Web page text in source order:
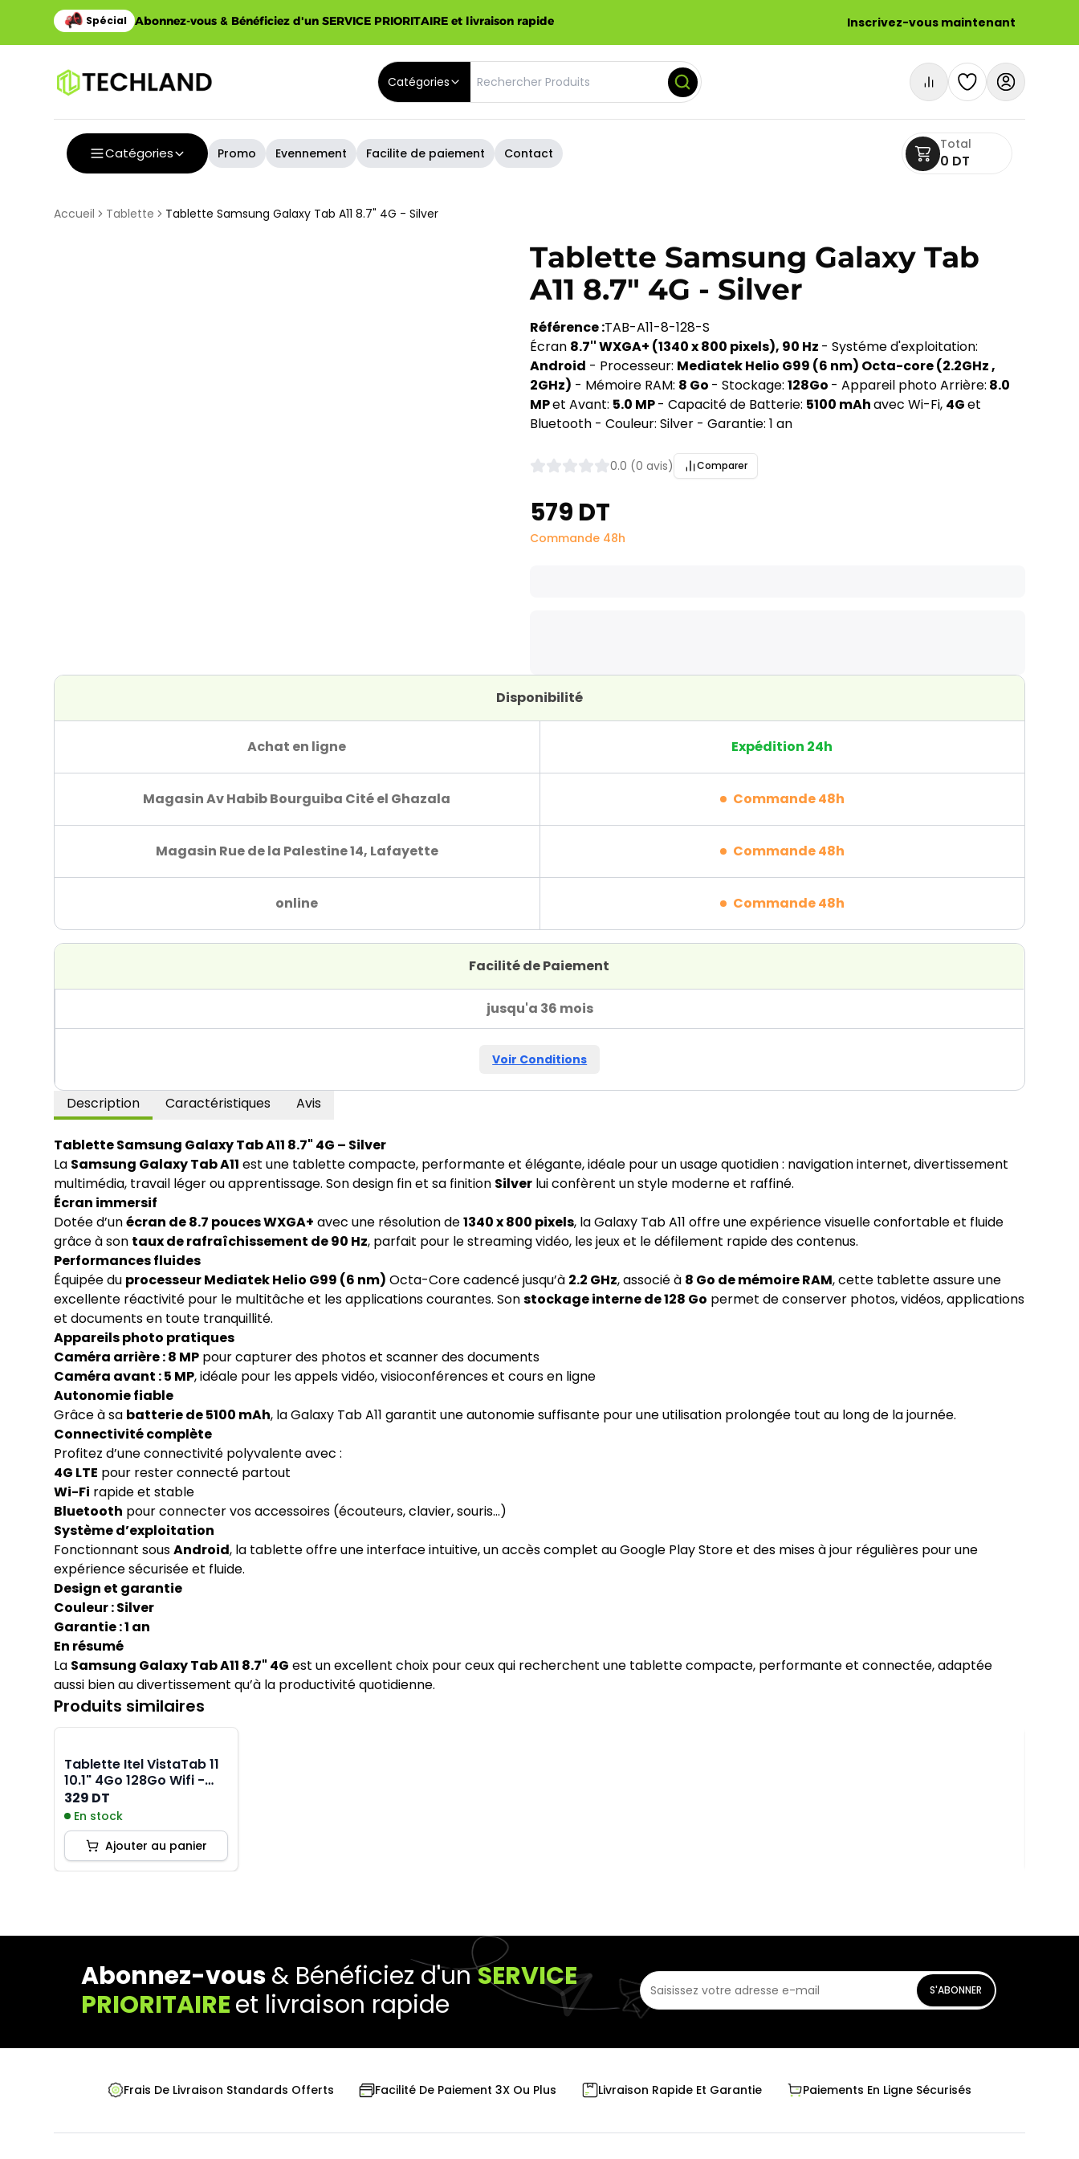
Abonnez-vous & Bénéficiez d'un SERVICE PRIORITAIRE et livraison rapide Inscrivez-vous maintenant
Catégories
Catégories Promo Evennement Facilite de paiement Contact
Total
0 DT
Accueil Tablette Tablette Samsung Galaxy Tab A11 8.7" 4G - Silver
Tablette Samsung Galaxy Tab
A11 8.7" 4G - Silver
Référence :TAB-A11-8-128-S
Écran 8.7'' WXGA+ (1340 x 800 pixels), 90 Hz - Systéme d'exploitation:
Android - Processeur: Mediatek Helio G99 (6 nm) Octa-core (2.2GHz ,
2GHz) - Mémoire RAM: 8 Go - Stockage: 128Go - Appareil photo Arrière: 8.0
MPet Avant: 5.0 MP- Capacité de Batterie: 5100 mAhavec Wi-Fi, 4Get
Bluetooth - Couleur: Silver - Garantie: 1 an
0.0 (0 avis) Comparer
579 DT
Commande 48h
Disponibilité
Achat en ligne Expédition 24h
Magasin Av Habib Bourguiba Cité el Ghazala Commande 48h
Magasin Rue de la Palestine 14, Lafayette Commande 48h
online Commande 48h
Facilité de Paiement
jusqu'a 36 mois
Voir Conditions
Description Caractéristiques Avis
Tablette Samsung Galaxy Tab A11 8.7" 4G – Silver
La Samsung Galaxy Tab A11 est une tablette compacte, performante et élégante, idéale pour un usage quotidien : navigation internet, divertissement
multimédia, travail léger ou apprentissage. Son design fin et sa finition Silver lui confèrent un style moderne et raffiné.
Écran immersif
Dotée d’unécran de 8.7 pouces WXGA+ avec une résolution de1340 x 800 pixels, la Galaxy Tab A11 offre une expérience visuelle confortable et fluide
grâce à son taux de rafraîchissement de 90 Hz, parfait pour le streaming vidéo, les jeux et le défilement rapide des contenus.
Performances fluides
Équipée du processeur Mediatek Helio G99 (6 nm) Octa-Core cadencé jusqu’à 2.2 GHz, associé à 8 Go de mémoire RAM, cette tablette assure une
excellente réactivité pour le multitâche et les applications courantes. Sonstockage interne de 128 Go permet de conserver photos, vidéos, applications
et documents en toute tranquillité.
Appareils photo pratiques
Caméra arrière : 8 MP pour capturer des photos et scanner des documents
Caméra avant : 5 MP, idéale pour les appels vidéo, visioconférences et cours en ligne
Autonomie fiable
Grâce à sa batterie de 5100 mAh, la Galaxy Tab A11 garantit une autonomie suffisante pour une utilisation prolongée tout au long de la journée.
Connectivité complète
Profitez d’une connectivité polyvalente avec :
4G LTE pour rester connecté partout
Wi-Fi rapide et stable
Bluetooth pour connecter vos accessoires (écouteurs, clavier, souris…)
Système d’exploitation
Fonctionnant sousAndroid, la tablette offre une interface intuitive, un accès complet au Google Play Store et des mises à jour régulières pour une
expérience sécurisée et fluide.
Design et garantie
Couleur : Silver
Garantie : 1 an
En résumé
La Samsung Galaxy Tab A11 8.7" 4G est un excellent choix pour ceux qui recherchent une tablette compacte, performante et connectée, adaptée
aussi bien au divertissement qu’à la productivité quotidienne.
Produits similaires
Tablette Itel VistaTab 11
10.1" 4Go 128Go Wifi -
Bleu
329 DT
En stock
Ajouter au panier
Abonnez-vous& Bénéficiez d'unSERVICE
PRIORITAIREet livraison rapide S'ABONNER
Frais De Livraison Standards Offerts Facilité De Paiement 3X Ou Plus Livraison Rapide Et Garantie Paiements En Ligne Sécurisés